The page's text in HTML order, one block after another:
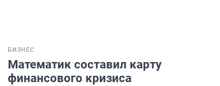
БИЗНЕС
Математик составил карту
финансового кризиса